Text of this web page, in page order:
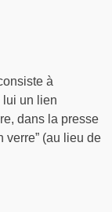
à
lui un lien
dans la presse
verre” (au lieu de